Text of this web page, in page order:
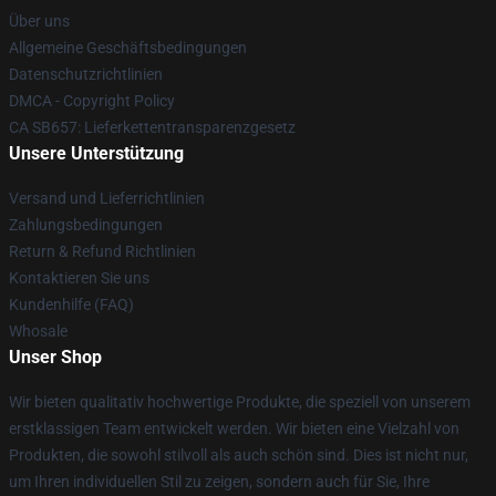
Über uns
Allgemeine Geschäftsbedingungen
Datenschutzrichtlinien
DMCA - Copyright Policy
CA SB657: Lieferkettentransparenzgesetz
Unsere Unterstützung
Versand und Lieferrichtlinien
Zahlungsbedingungen
Return & Refund Richtlinien
Kontaktieren Sie uns
Kundenhilfe (FAQ)
Whosale
Unser Shop
Wir bieten qualitativ hochwertige Produkte, die speziell von unserem
erstklassigen Team entwickelt werden. Wir bieten eine Vielzahl von
Produkten, die sowohl stilvoll als auch schön sind. Dies ist nicht nur,
um Ihren individuellen Stil zu zeigen, sondern auch für Sie, Ihre